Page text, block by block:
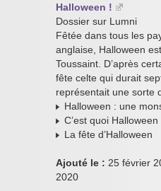
Halloween !
Dossier sur Lumni
Fêtée dans tous les
anglaise, Halloween
Toussaint. D’après
fête celte qui durait
représentait une sorte
Halloween : une
C’est quoi Halloween
La fête d’Halloween
Ajouté le : 25 février
2020